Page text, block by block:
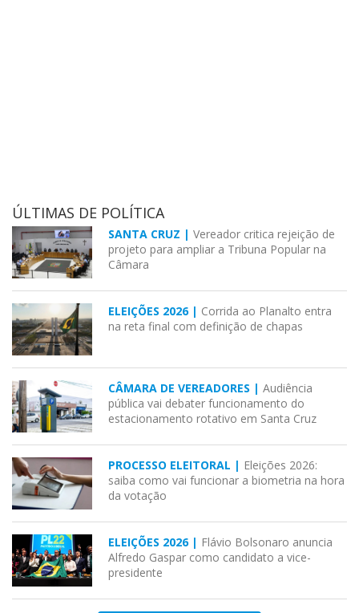
ÚLTIMAS DE POLÍTICA
SANTA CRUZ | Vereador critica rejeição de
projeto para ampliar a Tribuna Popular na
Câmara
ELEIÇÕES 2026 | Corrida ao Planalto entra
na reta final com definição de chapas
CÂMARA DE VEREADORES | Audiência
pública vai debater funcionamento do
estacionamento rotativo em Santa Cruz
PROCESSO ELEITORAL | Eleições 2026:
saiba como vai funcionar a biometria na hora
da votação
ELEIÇÕES 2026 | Flávio Bolsonaro anuncia
Alfredo Gaspar como candidato a vice-
presidente